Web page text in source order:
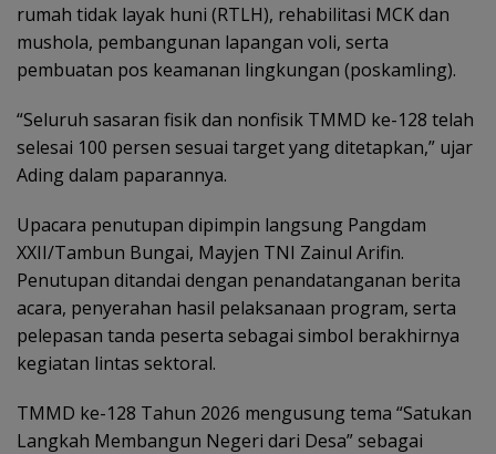
rumah tidak layak huni (RTLH), rehabilitasi MCK dan
mushola, pembangunan lapangan voli, serta
pembuatan pos keamanan lingkungan (poskamling).
“Seluruh sasaran fisik dan nonfisik TMMD ke-128 telah
selesai 100 persen sesuai target yang ditetapkan,” ujar
Ading dalam paparannya.
Upacara penutupan dipimpin langsung Pangdam
XXII/Tambun Bungai, Mayjen TNI Zainul Arifin.
Penutupan ditandai dengan penandatanganan berita
acara, penyerahan hasil pelaksanaan program, serta
pelepasan tanda peserta sebagai simbol berakhirnya
kegiatan lintas sektoral.
TMMD ke-128 Tahun 2026 mengusung tema “Satukan
Langkah Membangun Negeri dari Desa” sebagai